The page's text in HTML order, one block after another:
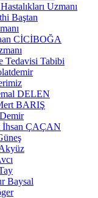
Uzmanı
Baştan
CİCİBOĞA
Tedavisi Tabibi
DELEN
BARIŞ
İhsan ÇAÇAN
Baysal